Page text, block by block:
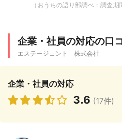
（おうちの語り部調べ：調査
企業・社員の対応の口
エステージェント 株式会社
企業・社員の対応
3.6 (17件)